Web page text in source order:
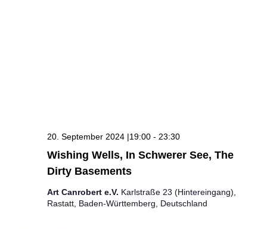
Wishing Wells, In Schwerer See, The
Dirty Basements
20. September 2024 |19:00 - 23:30
Art Canrobert e.V. Karlstraße 23 (Hintereingang),
Rastatt, Baden-Württemberg, Deutschland